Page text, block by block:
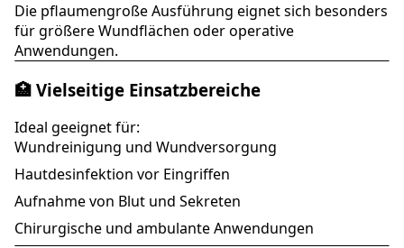
Die pflaumengroße Ausführung eignet sich besonders
für größere Wundflächen oder operative
Anwendungen.
🏥 Vielseitige Einsatzbereiche
Ideal geeignet für:
Wundreinigung und Wundversorgung
Hautdesinfektion vor Eingriffen
Aufnahme von Blut und Sekreten
Chirurgische und ambulante Anwendungen